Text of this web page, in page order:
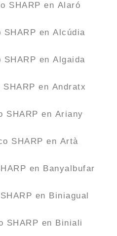
SHARP en Alaró
en Alcúdia
en Algaida
en Andratx
SHARP en Ariany
SHARP en Artà
en Banyalbufar
en Biniagual
SHARP en Biniali